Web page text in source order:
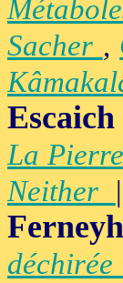
Sacher ,
Escaich
La
Neither |
déchirée